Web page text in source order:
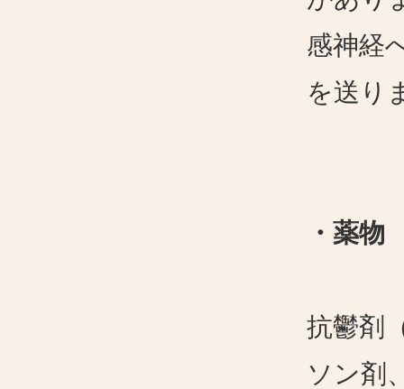
感神経
を送り
・薬物
抗鬱剤
ソン剤